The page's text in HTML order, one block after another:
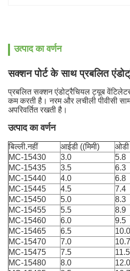
उत्पाद का वर्णन
सक्शन पोर्ट के साथ प्रबलित
प्रबलित सक्शन एंडोट्रैचियल ट्यूब
कम करती है। नरम और लचीली पीवीसी
अपरिवर्तित रखती है।
उत्पाद का वर्णन
बिल्ली.नहीं आईडी ((मिमी) ओडी
MC-15430
3.0 5.8
MC-15435
3.5 6.3
MC-15440
4.0 6.8
MC-15445
4.5 7.4
MC-15450
5.0 8.3
MC-15455
5.5 8.9
MC-15460
6.0 9.5
MC-15465
6.5 10.0
MC-15470
7.0 10.7
MC-15475
7.5 11.5
MC-15480
8.0 12.0